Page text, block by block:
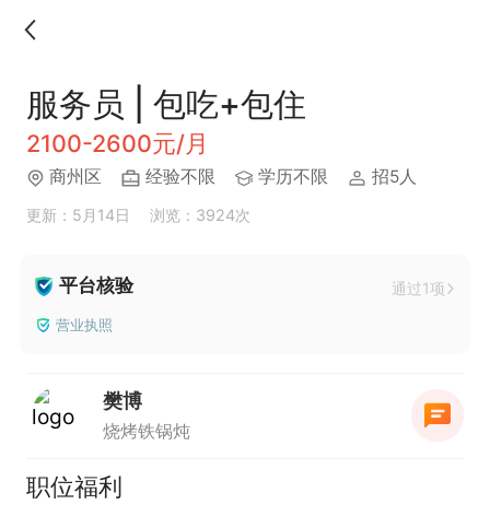
服务员 | 包吃+包住
2100-2600元/月
商州区 经验不限 学历不限 招5人
更新：5月14日 浏览：3924次
平台核验 通过1项
营业执照
樊博
烧烤铁锅炖
职位福利